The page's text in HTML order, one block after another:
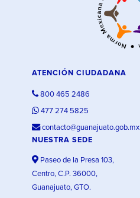
ATENCIÓN CIUDADANA
800 465 2486
477 274 5825
contacto@guanajuato.gob.mx
NUESTRA SEDE
Paseo de la Presa 103,
Centro, C.P. 36000,
Guanajuato, GTO.